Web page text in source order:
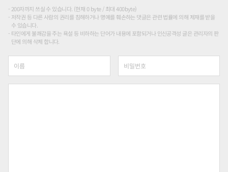
200자까지 쓰실 수 있습니다. (현재 0 byte / 최대 400byte)
저작권 등 다른 사람의 권리를 침해하거나 명예를 훼손하는 댓글은 관련 법률에 의해 제재를 받을
수 있습니다.
타인에게 불쾌감을 주는 욕설 등 비하하는 단어가 내용에 포함되거나 인신공격성 글은 관리자의 판
단에 의해 삭제 합니다.